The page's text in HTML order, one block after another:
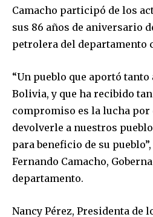
Camacho participó de los
sus 86 años de aniversario
petrolera del departamento
“Un pueblo que aportó tanto
Bolivia, y que ha recibido
compromiso es la lucha
devolverle a nuestros
para beneficio de su
Fernando Camacho,
departamento.
Nancy Pérez, Presidenta de